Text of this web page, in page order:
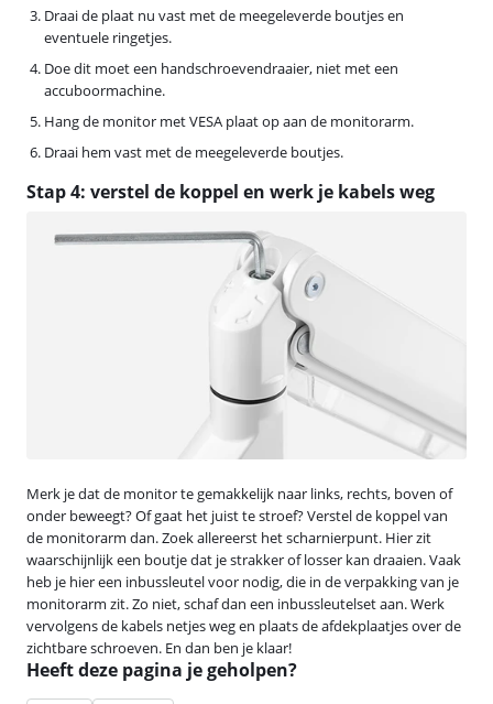
Draai de plaat nu vast met de meegeleverde boutjes en
eventuele ringetjes.
Doe dit moet een handschroevendraaier, niet met een
accuboormachine.
Hang de monitor met VESA plaat op aan de monitorarm.
Draai hem vast met de meegeleverde boutjes.
Stap 4: verstel de koppel en werk je kabels weg
Merk je dat de monitor te gemakkelijk naar links, rechts, boven of
onder beweegt? Of gaat het juist te stroef? Verstel de koppel van
de monitorarm dan. Zoek allereerst het scharnierpunt. Hier zit
waarschijnlijk een boutje dat je strakker of losser kan draaien. Vaak
heb je hier een inbussleutel voor nodig, die in de verpakking van je
monitorarm zit. Zo niet, schaf dan een inbussleutelset aan. Werk
vervolgens de kabels netjes weg en plaats de afdekplaatjes over de
zichtbare schroeven. En dan ben je klaar!
Heeft deze pagina je geholpen?